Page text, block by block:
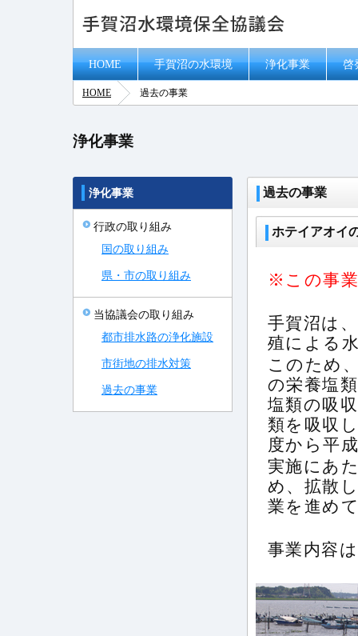
HOME 手賀沼の水環境 浄化事業 啓
HOME 過去の事業
浄化事業
浄化事業
行政の取り組み
国の取り組み
県・市の取り組み
当協議会の取り組み
都市排水路の浄化施設
市街地の排水対策
過去の事業
過去の事業
ホテイアオイ
※この事
手賀沼は
殖による
このため
の栄養塩
塩類の吸
類を吸収
度から平
実施にあ
め、拡散
業を進め
事業内容